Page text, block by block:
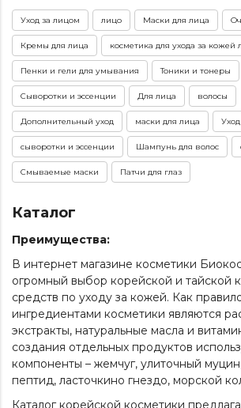
Уход за лицом лицо Маски для лица
Кремы для лица косметика для ухода за кожей
Пенки и гели для умывания Тоники и тонеры
Сыворотки и эссенции Для лица волосы
Дополнительный уход маски для лица
сыворотки и эссенции Шампунь для волос
Смываемые маски Патчи для глаз
Каталог
Преимущества:
В интернет магазине косметики
огромный выбор корейской и тайской
средств по уходу за кожей. Как
ингредиентами косметики являются
экстракты, натуральные масла и
создания отдельных продуктов
компоненты – жемчуг, улиточный
пептид, ласточкино гнездо, морской
Каталог корейской косметики